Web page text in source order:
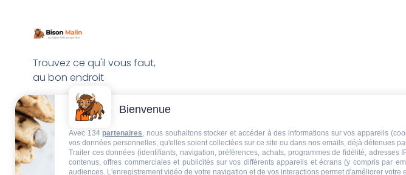
Trouvez ce qu'il vous faut,
au bon endroit
Bienvenue
Avec 134 partenaires, nous souhaitons stocker et accéder à des informations sur vos appareils
vos données personnelles, qu'elles soient collectées sur ce site ou dans nos emails, déjà détenues
Traiter ces données (identifiants, navigation, préférences, achats, programmes de fidélité,
contenus, offres commerciales et publicités sur vos différents appareils et écrans (y compris par
audiences. L'enregistrement vidéo de votre navigation et de vos interactions permet d'améliorer votre